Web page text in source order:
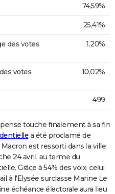
74,59%
25,41%
des votes
1,20%
votes
10,02%
499
touche finalement à sa fin
a été proclamé de
est ressorti dans la ville
24 avril, au terme du
Grâce à 54% des voix, celui
à l'Elysée surclasse Marine Le
échéance électorale aura lieu